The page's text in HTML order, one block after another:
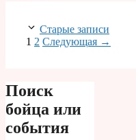
Старые записи
Страница
1 Страница
2 Следующая →
Поиск
бойца или
события